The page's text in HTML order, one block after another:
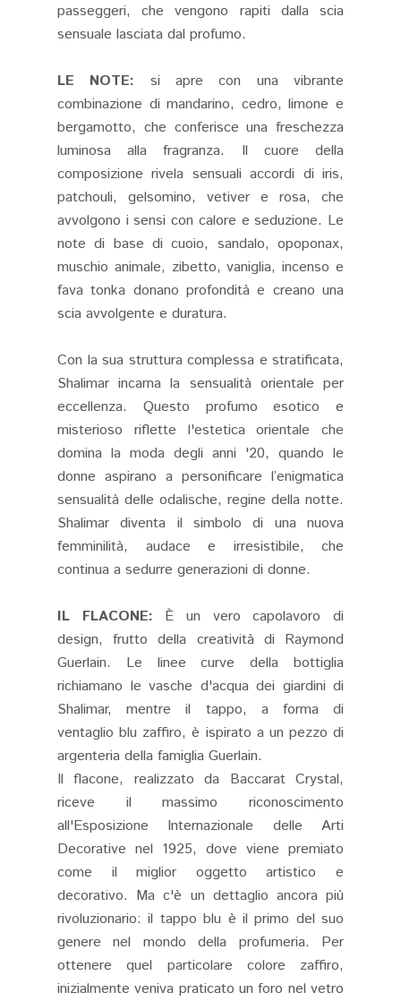
passeggeri, che vengono rapiti dalla scia
sensuale lasciata dal profumo.
LE NOTE: si apre con una vibrante
combinazione di mandarino, cedro, limone e
bergamotto, che conferisce una freschezza
luminosa alla fragranza. Il cuore della
composizione rivela sensuali accordi di iris,
patchouli, gelsomino, vetiver e rosa, che
avvolgono i sensi con calore e seduzione. Le
note di base di cuoio, sandalo, opoponax,
muschio animale, zibetto, vaniglia, incenso e
fava tonka donano profondità e creano una
scia avvolgente e duratura.
Con la sua struttura complessa e stratificata,
Shalimar incarna la sensualità orientale per
eccellenza. Questo profumo esotico e
misterioso riflette l'estetica orientale che
domina la moda degli anni '20, quando le
donne aspirano a personificare l’enigmatica
sensualità delle odalische, regine della notte.
Shalimar diventa il simbolo di una nuova
femminilità, audace e irresistibile, che
continua a sedurre generazioni di donne.
IL FLACONE: È un vero capolavoro di
design, frutto della creatività di Raymond
Guerlain. Le linee curve della bottiglia
richiamano le vasche d'acqua dei giardini di
Shalimar, mentre il tappo, a forma di
ventaglio blu zaffiro, è ispirato a un pezzo di
argenteria della famiglia Guerlain.
Il flacone, realizzato da Baccarat Crystal,
riceve il massimo riconoscimento
all'Esposizione Internazionale delle Arti
Decorative nel 1925, dove viene premiato
come il miglior oggetto artistico e
decorativo. Ma c'è un dettaglio ancora più
rivoluzionario: il tappo blu è il primo del suo
genere nel mondo della profumeria. Per
ottenere quel particolare colore zaffiro,
inizialmente veniva praticato un foro nel vetro